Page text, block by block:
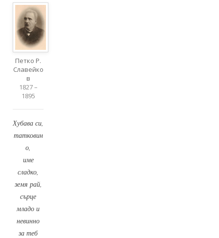
Петко Р.
Славейко
в
1827 –
1895
Хубава си,
татковин
о,
име
сладко,
земя рай,
сърце
младо и
невинно
за теб